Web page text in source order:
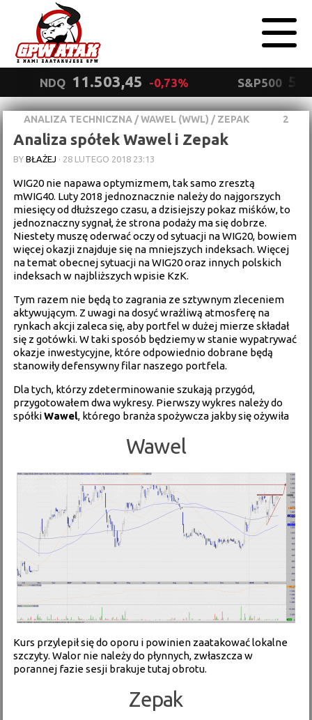
NDQ 11.503,45 -0,73% S&P500
ANALIZA TECHNICZNA /WAWEL (WWL) / ZEPAK 2
Analiza spółek Wawel i Zepak
BYBŁAŻEJ · 28 LUTEGO 2018 23:13
WIG20 nie napawa optymizmem, tak samo zresztą
mWIG40. Luty 2018 jednoznacznie należy do najgorszych
miesięcy od dłuższego czasu, a dzisiejszy pokaz miśków, to
jednoznaczny sygnał, że strona podaży ma się dobrze.
Niestety muszę oderwać oczy od sytuacji na WIG20, bowiem
więcej okazji znajduje się na mniejszych indeksach. Więcej
na temat obecnej sytuacji na WIG20 oraz innych polskich
indeksach w najbliższych wpisie KzK.
Tym razem nie będą to zagrania ze sztywnym zleceniem
aktywującym. Z uwagi na dosyć wrażliwą atmosferę na
rynkach akcji zaleca się, aby portfel w dużej mierze składał
się z gotówki. W taki sposób będziemy w stanie wypatrywać
okazje inwestycyjne, które odpowiednio dobrane będą
stanowiły defensywny filar naszego portfela.
Dla tych, którzy zdeterminowanie szukają przygód,
przygotowałem dwa wykresy. Pierwszy wykres należy do
spółkiWawel, którego branża spożywcza jakby się ożywiła
Wawel
Kurs przylepił się do oporu i powinien zaatakować lokalne
szczyty. Walor nie należy do płynnych, zwłaszcza w
porannej fazie sesji brakuje tutaj obrotu.
Zepak
Polityka
prywatności
Wyrażam zgodę.